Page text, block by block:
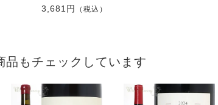
3,681円 （税込）
品もチェックしています